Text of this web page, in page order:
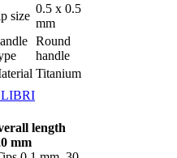
size
0.5 x 0.5
mm
Round
handle
Titanium
length
mm